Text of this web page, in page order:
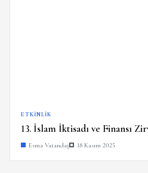
ETKINLIK
13. İslam İktisadı ve Finansı
Esma Vatandaş 18 Kasım 2025